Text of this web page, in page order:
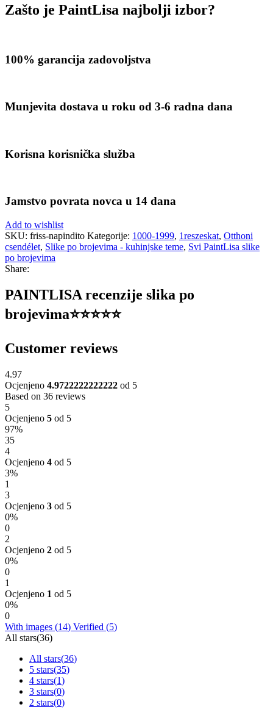
Zašto je PaintLisa najbolji izbor?
100% garancija zadovoljstva
Munjevita dostava u roku od 3-6 radna dana
Korisna korisnička služba
Jamstvo povrata novca u 14 dana
Add to wishlist
SKU: friss-napindito Kategorije: 1000-1999, 1reszeskat, Otthoni
csendélet, Slike po brojevima - kuhinjske teme, Svi PaintLisa slike
po brojevima
Share:
PAINTLISA recenzije slika po
brojevima⭐️⭐️⭐️⭐️⭐️
Customer reviews
4.97
Ocjenjeno 4.9722222222222 od 5
Based on 36 reviews
5
Ocjenjeno 5 od 5
97%
35
4
Ocjenjeno 4 od 5
3%
1
3
Ocjenjeno 3 od 5
0%
0
2
Ocjenjeno 2 od 5
0%
0
1
Ocjenjeno 1 od 5
0%
0
With images (14) Verified (5)
All stars(36)
All stars(36)
5 stars(35)
4 stars(1)
3 stars(0)
2 stars(0)